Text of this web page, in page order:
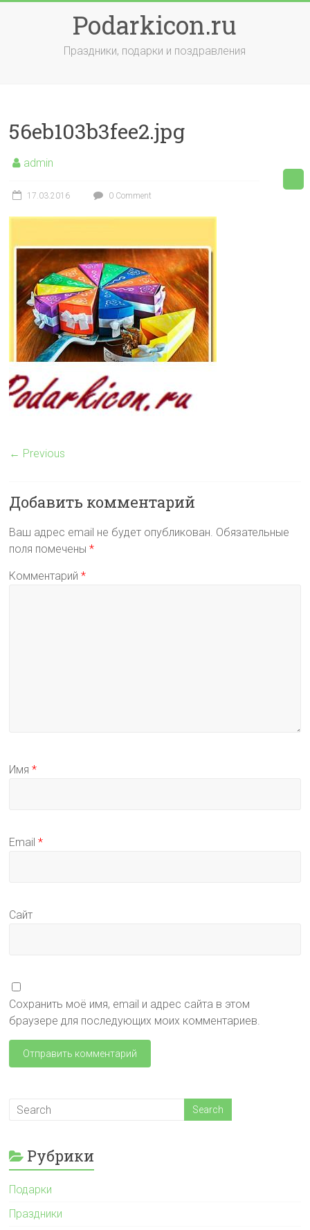
Podarkicon.ru
Праздники, подарки и поздравления
56eb103b3fee2.jpg
admin
17.03.2016 0 Comment
← Previous
Добавить комментарий
Ваш адрес email не будет опубликован. Обязательные
поля помечены*
Комментарий*
Имя*
Email*
Сайт
Сохранить моё имя, email и адрес сайта в этом
браузере для последующих моих комментариев.
Рубрики
Подарки
Праздники